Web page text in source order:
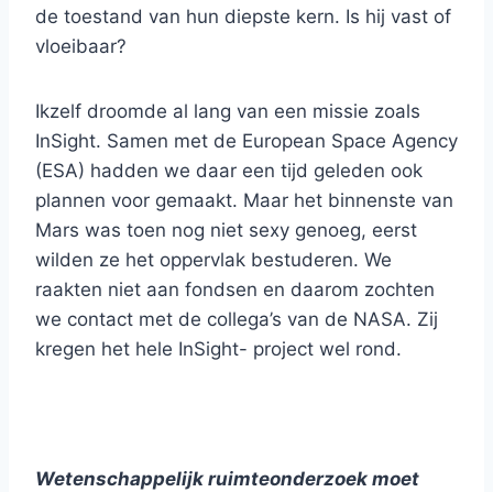
de toestand van hun diepste kern. Is hij vast of
vloeibaar?
Ikzelf droomde al lang van een missie zoals
InSight. Samen met de European Space Agency
(ESA) hadden we daar een tijd geleden ook
plannen voor gemaakt. Maar het binnenste van
Mars was toen nog niet sexy genoeg, eerst
wilden ze het oppervlak bestuderen. We
raakten niet aan fondsen en daarom zochten
we contact met de collega’s van de NASA. Zij
kregen het hele InSight- project wel rond.
Wetenschappelijk ruimteonderzoek moet